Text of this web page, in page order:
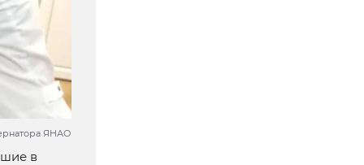
ЯНАО
в